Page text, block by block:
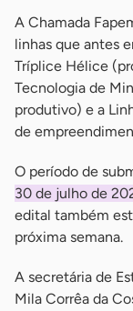
A Chamada
linhas que antes
Tríplice Hélice
Tecnologia de
produtivo) e a
de
O período de
30 de julho de
edital também
próxima semana.
A secretária de
Mila Corrêa da